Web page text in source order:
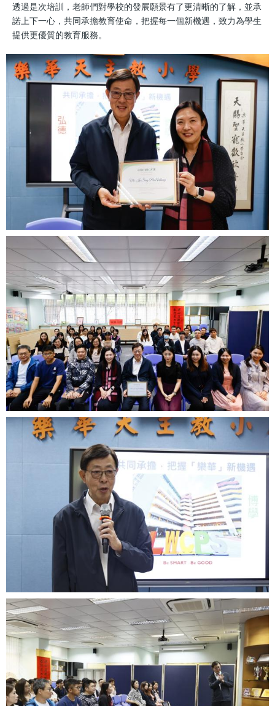
透過是次培訓，老師們對學校的發展願景有了更清晰的了解，並承
諾上下一心，共同承擔教育使命，把握每一個新機遇，致力為學生
提供更優質的教育服務。